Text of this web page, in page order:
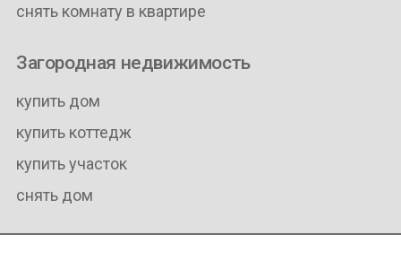
снять комнату в квартире
Загородная недвижимость
купить дом
купить коттедж
купить участок
снять дом